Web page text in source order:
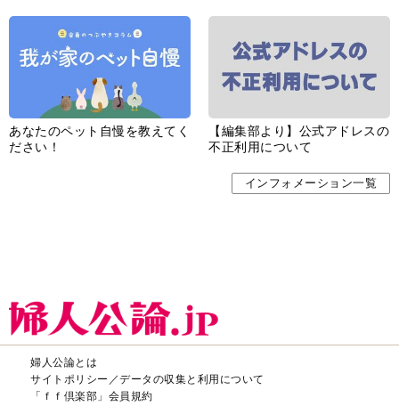
あなたのペット自慢を教えてく
ださい！
【編集部より】公式アドレスの
不正利用について
インフォメーション一覧
婦人公論とは
サイトポリシー／データの収集と利用について
「ｆｆ倶楽部」会員規約